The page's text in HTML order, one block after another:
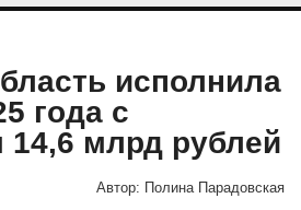
исполнила
года с
млрд рублей
Автор: Полина Парадовская